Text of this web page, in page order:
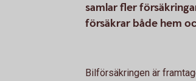
samlar fler
försäkrar både hem
Bilförsäkringen är